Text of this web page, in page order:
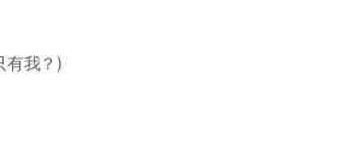
有我？)